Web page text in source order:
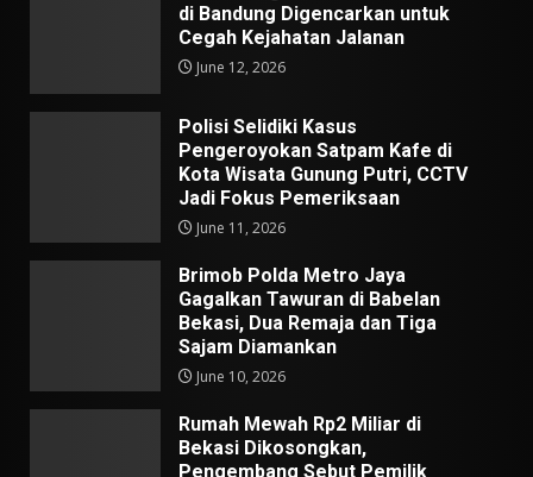
di Bandung Digencarkan untuk
Cegah Kejahatan Jalanan
June 12, 2026
Polisi Selidiki Kasus
Pengeroyokan Satpam Kafe di
Kota Wisata Gunung Putri, CCTV
Jadi Fokus Pemeriksaan
June 11, 2026
Brimob Polda Metro Jaya
Gagalkan Tawuran di Babelan
Bekasi, Dua Remaja dan Tiga
Sajam Diamankan
June 10, 2026
Rumah Mewah Rp2 Miliar di
Bekasi Dikosongkan,
Pengembang Sebut Pemilik